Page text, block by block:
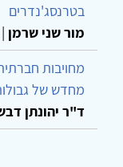
בטרנסג'נדרים
מור שני שרמן |
מחויבות
מחדש של
ד"ר יהונתן